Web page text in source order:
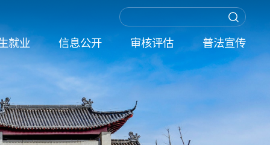
就业 信息公开 审核评估 普法宣传